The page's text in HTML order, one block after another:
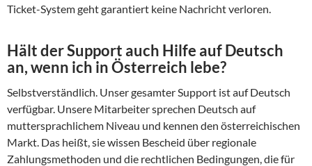
Ticket-System geht garantiert keine Nachricht verloren.
Hält der Support auch Hilfe auf Deutsch
an, wenn ich in Österreich lebe?
Selbstverständlich. Unser gesamter Support ist auf Deutsch
verfügbar. Unsere Mitarbeiter sprechen Deutsch auf
muttersprachlichem Niveau und kennen den österreichischen
Markt. Das heißt, sie wissen Bescheid über regionale
Zahlungsmethoden und die rechtlichen Bedingungen, die für